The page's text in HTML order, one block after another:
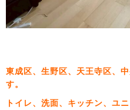
東成区、生野区、天王寺区、
す。
トイレ、洗面、キッチン、ユ